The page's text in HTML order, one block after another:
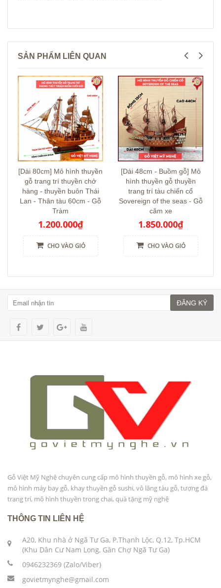
SẢN PHẨM LIÊN QUAN
[Dài 80cm] Mô hình thuyền
gỗ trang trí thuyền chở
hàng - thuyền buôn Thái
Lan - Thân tàu 60cm - Gỗ
Tràm
1.200.000₫
CHO VÀO GIỎ
[Dài 48cm - Buồm gỗ] Mô
hình thuyền gỗ thuyền
trang trí tàu chiến cổ
Sovereign of the seas - Gỗ
căm xe
1.850.000₫
CHO VÀO GIỎ
ĐĂNG KÝ
Gỗ Việt Mỹ Nghệ chuyên cung cấp mô hình thuyền gỗ, mô hình xe gỗ,
mô hình máy bay gỗ, khay thuyền gỗ sushi, vô lăng tàu gỗ, tượng đá
trang trí, mô hình thuyền trong chai, quà tặng mỹ nghệ
THÔNG TIN LIÊN HỆ
A20, Khu nhà ở Ngã Tư Ga, P.Thạnh Lộc, Q.12, Tp.HCM
(Khu Dân Cư Nam Long, Gần Chợ Ngã Tư Ga)
0946232369 (Zalo/Viber)
govietmynghe@gmail.com